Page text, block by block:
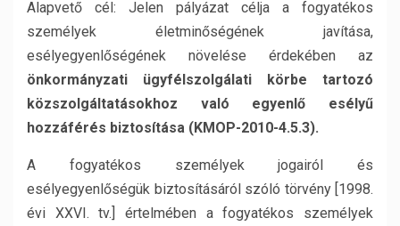
Alapvető cél: Jelen pályázat célja a fogyatékos
személyek életminőségének javítása,
esélyegyenlőségének növelése érdekében az
önkormányzati ügyfélszolgálati körbe tartozó
közszolgáltatásokhoz való egyenlő esélyű
hozzáférés biztosítása (KMOP-2010-4.5.3).
A fogyatékos személyek jogairól és
esélyegyenlőségük biztosításáról szóló törvény [1998.
évi XXVI. tv.] értelmében a fogyatékos személyek